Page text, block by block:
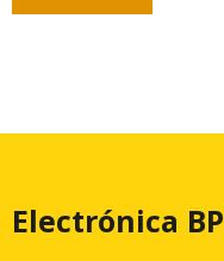
Electrónica BP